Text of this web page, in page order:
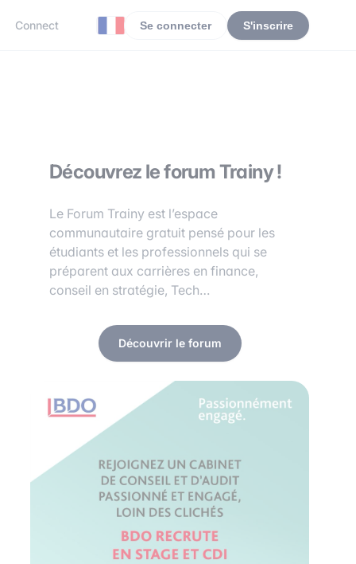
Connect Se connecter S'inscrire
Découvrez le forum Trainy !
Le Forum Trainy est l’espace
communautaire gratuit pensé pour les
étudiants et les professionnels qui se
préparent aux carrières en finance,
conseil en stratégie, Tech…
Découvrir le forum